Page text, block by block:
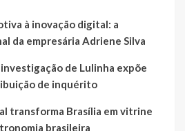
à inovação digital: a
da empresária Adriene Silva
de Lulinha expõe
de inquérito
transforma Brasília em vitrine
brasileira